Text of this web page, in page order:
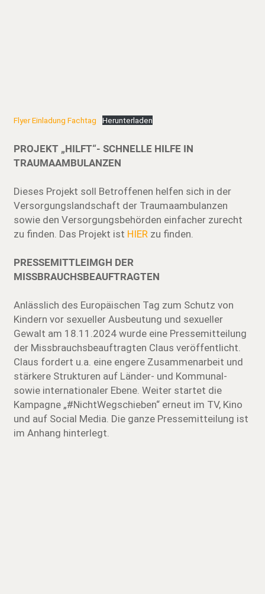
Flyer Einladung Fachtag Herunterladen
PROJEKT „HILFT“- SCHNELLE HILFE IN
TRAUMAAMBULANZEN
Dieses Projekt soll Betroffenen helfen sich in der
Versorgungslandschaft der Traumaambulanzen
sowie den Versorgungsbehörden einfacher zurecht
zu finden. Das Projekt ist HIER zu finden.
PRESSEMITTLEIMGH DER
MISSBRAUCHSBEAUFTRAGTEN
Anlässlich des Europäischen Tag zum Schutz von
Kindern vor sexueller Ausbeutung und sexueller
Gewalt am 18.11.2024 wurde eine Pressemitteilung
der Missbrauchsbeauftragten Claus veröffentlicht.
Claus fordert u.a. eine engere Zusammenarbeit und
stärkere Strukturen auf Länder- und Kommunal-
sowie internationaler Ebene. Weiter startet die
Kampagne „#NichtWegschieben“ erneut im TV, Kino
und auf Social Media. Die ganze Pressemitteilung ist
im Anhang hinterlegt.